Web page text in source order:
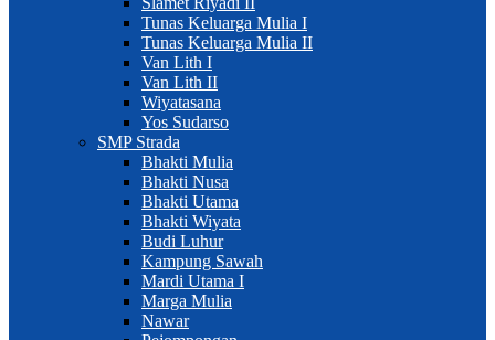
Tunas Keluarga Mulia I
Tunas Keluarga Mulia II
Van Lith I
Van Lith II
Wiyatasana
Yos Sudarso
SMP Strada
Bhakti Mulia
Bhakti Nusa
Bhakti Utama
Bhakti Wiyata
Budi Luhur
Kampung Sawah
Mardi Utama I
Marga Mulia
Nawar